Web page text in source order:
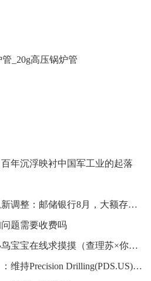
_20g高压锅炉管
年沉浮映衬中国军工业的起落
：邮储银行8月，大额存单最新利率表。
题需要收费吗
宝在线求摸摸（查理苏×你）小甜文
持Precision Drilling(PDS.US)评级